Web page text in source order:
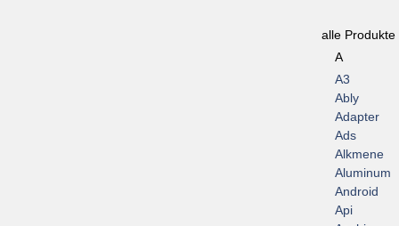
alle
A
A3
Ably
Adapter
Ads
Alkmene
Aluminum
Android
Api